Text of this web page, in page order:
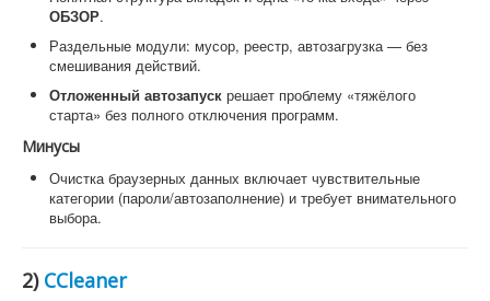
ОБЗОР.
Раздельные модули: мусор, реестр, автозагрузка — без
смешивания действий.
Отложенный автозапуск решает проблему «тяжёлого
старта» без полного отключения программ.
Минусы
Очистка браузерных данных включает чувствительные
категории (пароли/автозаполнение) и требует внимательного
выбора.
2) CCleaner